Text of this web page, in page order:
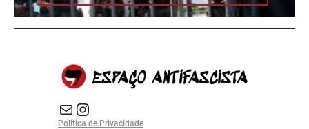
E-mail Instagram do Espaço Antifascista
Política de Privacidade